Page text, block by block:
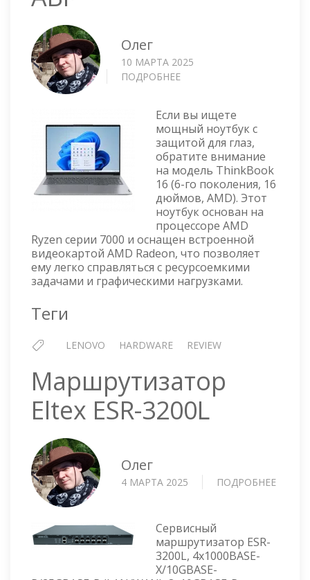
Олег
10 МАРТА 2025
ПОДРОБНЕЕ
THINKBOOK
16
G6
ABP
Если вы ищете
мощный ноутбук с
защитой для глаз,
обратите внимание
на модель ThinkBook
16 (6-го поколения, 16
дюймов, AMD). Этот
ноутбук основан на
процессоре AMD
Ryzen серии 7000 и оснащен встроенной
видеокартой AMD Radeon, что позволяет
ему легко справляться с ресурсоемкими
задачами и графическими нагрузками.
Теги
LENOVO HARDWARE REVIEW
Маршрутизатор
Eltex ESR-3200L
Олег
4 МАРТА 2025 ПОДРОБНЕЕ
Сервисный
маршрутизатор ESR-
3200L, 4x1000BASE-
X/10GBASE-